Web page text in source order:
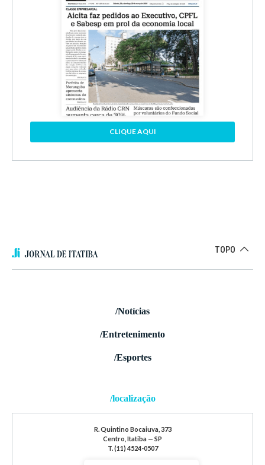
CLIQUE AQUI
TOPO
/Notícias
/Entretenimento
/Esportes
/localização
R. Quintino Bocaiuva, 373
Centro, Itatiba — SP
T. (11) 4524-0507